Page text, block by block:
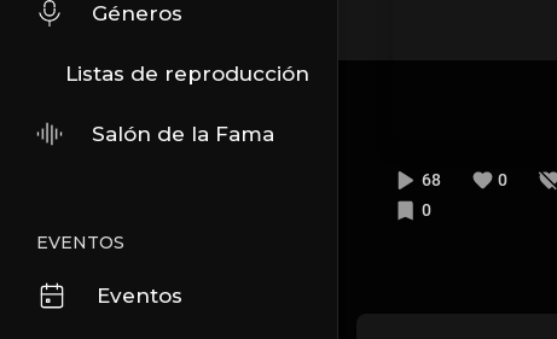
Géneros
Listas de reproducción
Salón de la Fama
EVENTOS
Eventos
68 0
0